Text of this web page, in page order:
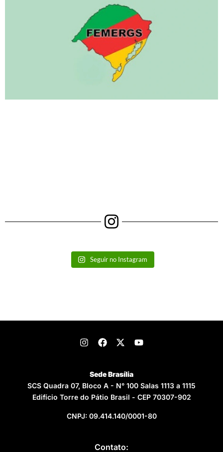
Seguir no Instagram
Sede Brasília
SCS Quadra 07, Bloco A - N° 100 Salas 1113 a 1115
Edifício Torre do Pátio Brasil - CEP 70307-902
CNPJ: 09.414.140/0001-80
Contato: